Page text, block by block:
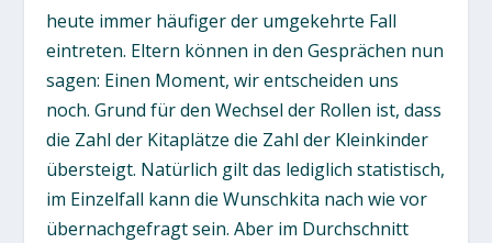
heute immer häufiger der umgekehrte Fall
eintreten. Eltern können in den Gesprächen nun
sagen: Einen Moment, wir entscheiden uns
noch. Grund für den Wechsel der Rollen ist, dass
die Zahl der Kitaplätze die Zahl der Kleinkinder
übersteigt. Natürlich gilt das lediglich statistisch,
im Einzelfall kann die Wunschkita nach wie vor
übernachgefragt sein. Aber im Durchschnitt